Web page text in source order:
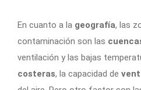
En cuanto a la geografía, las
contaminación son las
ventilación y las bajas
costeras, la capacidad de